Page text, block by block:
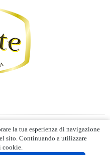
editoriale
RESERVED | © 2021
la tua esperienza di navigazione
sito. Continuando a utilizzare
cookie.